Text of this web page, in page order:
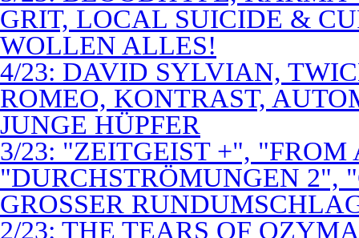
GRIT, LOCAL SUICIDE &
WOLLEN ALLES!
4/23: DAVID SYLVIAN,
ROMEO, KONTRAST,
JUNGE HÜPFER
3/23: "ZEITGEIST +", "FROM
"DURCHSTRÖMUNGEN 2",
GROSSER
2/23: THE TEARS OF